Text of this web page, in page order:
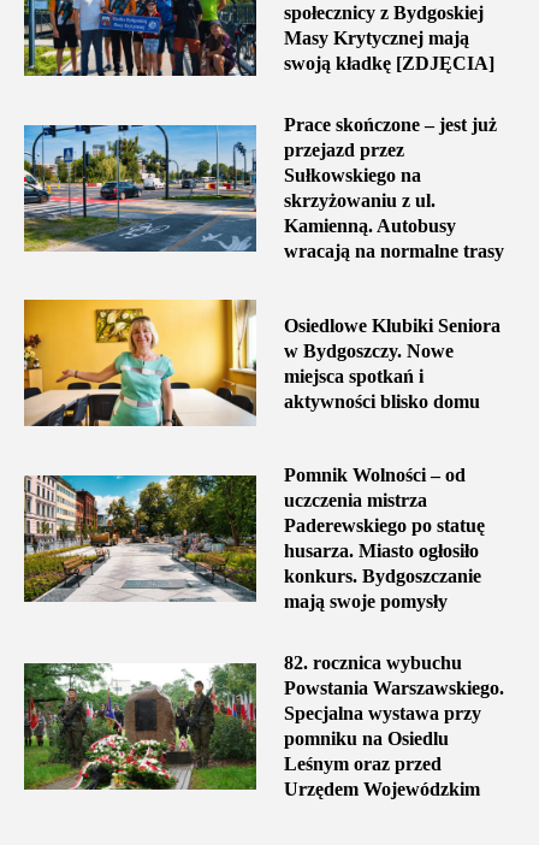
społecznicy z Bydgoskiej
Masy Krytycznej mają
swoją kładkę [ZDJĘCIA]
Prace skończone – jest już
przejazd przez
Sułkowskiego na
skrzyżowaniu z ul.
Kamienną. Autobusy
wracają na normalne trasy
Osiedlowe Klubiki Seniora
w Bydgoszczy. Nowe
miejsca spotkań i
aktywności blisko domu
Pomnik Wolności – od
uczczenia mistrza
Paderewskiego po statuę
husarza. Miasto ogłosiło
konkurs. Bydgoszczanie
mają swoje pomysły
82. rocznica wybuchu
Powstania Warszawskiego.
Specjalna wystawa przy
pomniku na Osiedlu
Leśnym oraz przed
Urzędem Wojewódzkim